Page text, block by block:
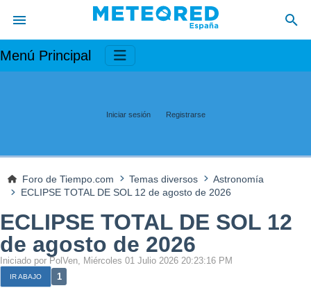
Menú Principal
Iniciar sesión Registrarse
Foro de Tiempo.com Temas diversos
Astronomía
ECLIPSE TOTAL DE SOL 12 de agosto de 2026
ECLIPSE TOTAL DE SOL 12
de agosto de 2026
Iniciado por PolVen, Miércoles 01 Julio 2026 20:23:16 PM
IR ABAJO 1